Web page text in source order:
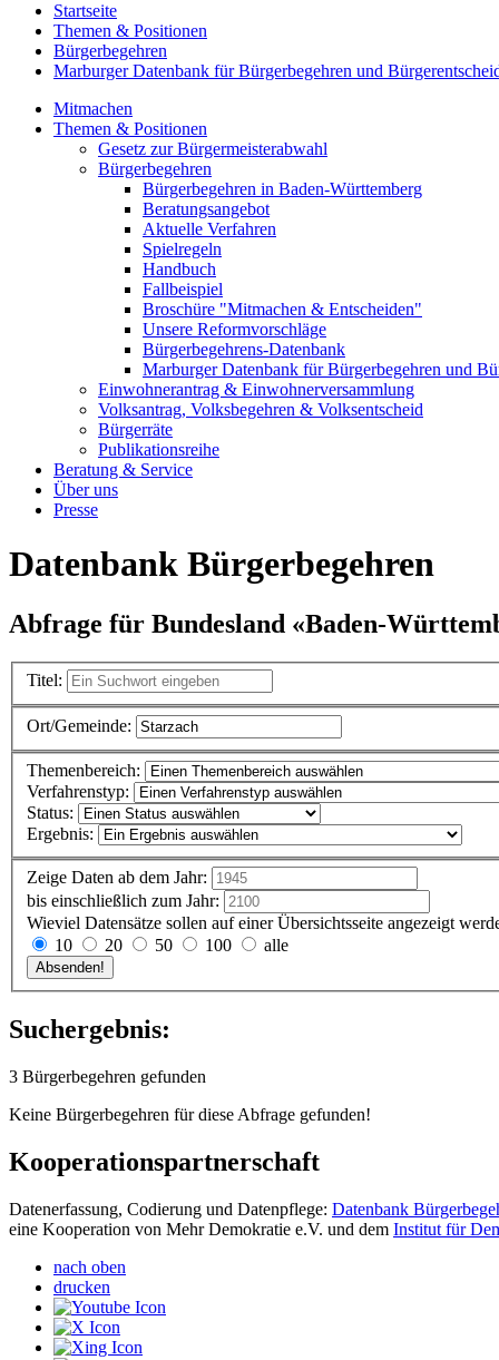
Startseite
Themen & Positionen
Bürgerbegehren
Marburger Datenbank für Bürgerbegehren und
Mitmachen
Themen & Positionen
Gesetz zur Bürgermeisterabwahl
Bürgerbegehren
Bürgerbegehren in Baden-Württemberg
Beratungsangebot
Aktuelle Verfahren
Spielregeln
Handbuch
Fallbeispiel
Broschüre "Mitmachen & Entscheiden"
Unsere Reformvorschläge
Bürgerbegehrens-Datenbank
Marburger Datenbank für Bürgerbegehren und
Einwohnerantrag & Einwohnerversammlung
Volksantrag, Volksbegehren & Volksentscheid
Bürgerräte
Publikationsreihe
Beratung & Service
Über uns
Presse
Datenbank Bürgerbegehren
Abfrage für Bundesland «Baden-
Titel:
Ort/Gemeinde:
Themenbereich:
Verfahrenstyp:
Status:
Ergebnis:
Zeige Daten ab dem Jahr:
bis einschließlich zum Jahr:
Wieviel Datensätze sollen auf einer Übersichtsseite angezeigt
10
20 50 100 alle
Suchergebnis:
3 Bürgerbegehren gefunden
Keine Bürgerbegehren für diese Abfrage gefunden!
Kooperationspartnerschaft
Datenerfassung, Codierung und Datenpflege: Datenbank
eine Kooperation von Mehr Demokratie e.V. und dem Institut für
nach oben
drucken